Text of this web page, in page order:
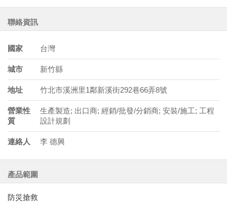
聯絡資訊
國家 台灣
城市 新竹縣
地址 竹北市溪洲里1鄰新溪街292巷66弄8號
營業性
質
生產製造; 出口商; 經銷/批發/分銷商; 安裝/施工; 工程
設計規劃
連絡人 李 德興
產品範圍
防災搶救